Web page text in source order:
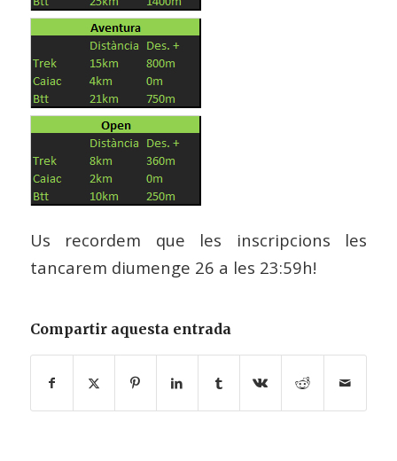
Us recordem que les inscripcions les
tancarem diumenge 26 a les 23:59h!
Compartir aquesta entrada